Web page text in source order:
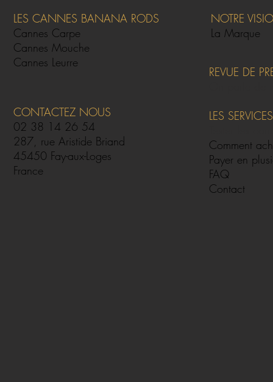
LES CANNES BANANA RODS
Cannes Carpe
Cannes Mouche
Cannes Leurre
CONTACTEZ NOUS
02 38 14 26 54
287, rue Aristide Briand
45450 Fay-aux-Loges
France
NOTRE
La Marque
REVUE DE
LES SERVICES
Comment
Payer en
FAQ
Contact